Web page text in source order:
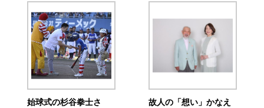
始球式の杉谷拳士さ
故人の「想い」かなえ